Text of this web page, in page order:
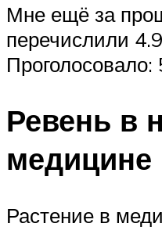
Мне ещё за
перечислили
Проголосовало:
Ревень в
медицине
Растение в